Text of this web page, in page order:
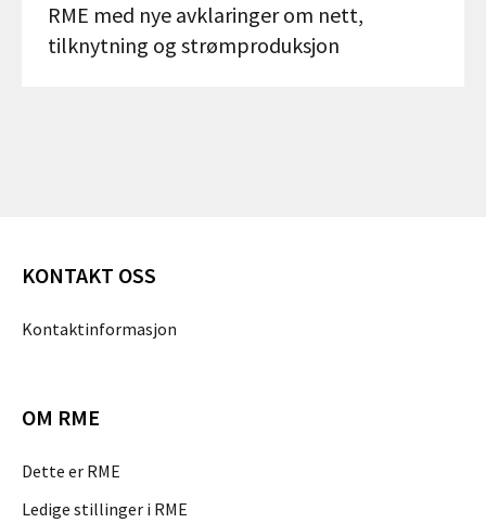
RME med nye avklaringer om nett,
tilknytning og strømproduksjon
KONTAKT OSS
Kontaktinformasjon
OM RME
Dette er RME
Ledige stillinger i RME